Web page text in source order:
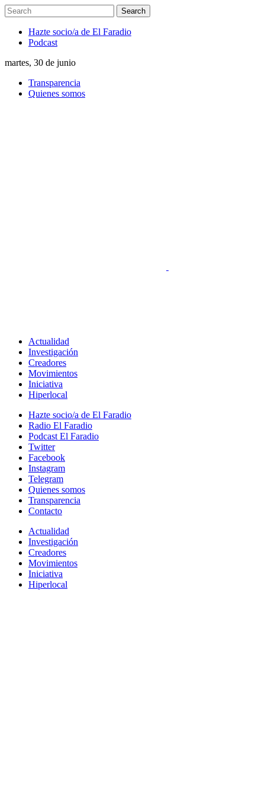
Hazte socio/a de El Faradio
Podcast
martes, 30 de junio
Transparencia
Quienes somos
Actualidad
Investigación
Creadores
Movimientos
Iniciativa
Hiperlocal
Hazte socio/a de El Faradio
Radio El Faradio
Podcast El Faradio
Twitter
Facebook
Instagram
Telegram
Quienes somos
Transparencia
Contacto
Actualidad
Investigación
Creadores
Movimientos
Iniciativa
Hiperlocal